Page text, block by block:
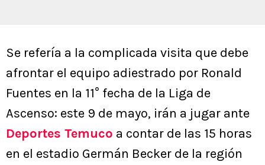
Se refería a la complicada visita que debe
afrontar el equipo adiestrado por Ronald
Fuentes en la 11° fecha de la Liga de
Ascenso: este 9 de mayo, irán a jugar ante
Deportes Temuco a contar de las 15 horas
en el estadio Germán Becker de la región